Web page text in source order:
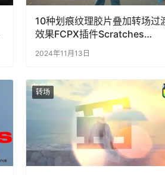
10种划痕纹理胶片叠加转场过
效果FCPX插件Scratches
Transitions
2024年11月13日
转场